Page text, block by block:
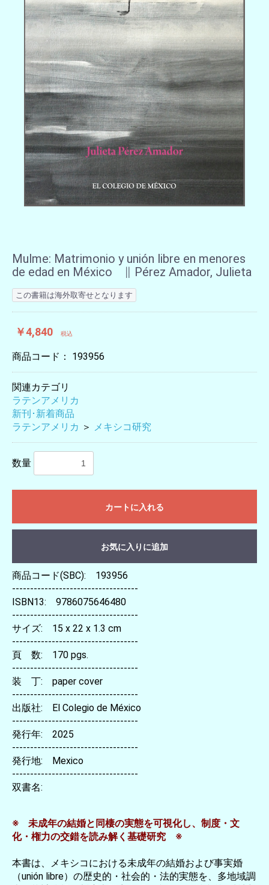
Mulme: Matrimonio y unión libre en menores
de edad en México ∥ Pérez Amador, Julieta
この書籍は海外取寄せとなります
￥4,840 税込
商品コード： 193956
関連カテゴリ
ラテンアメリカ
新刊･新着商品
ラテンアメリカ ＞ メキシコ研究
数量
カートに入れる
お気に入りに追加
商品コード(SBC): 193956
-----------------------------------
ISBN13: 9786075646480
-----------------------------------
サイズ: 15 x 22 x 1.3 cm
-----------------------------------
頁 数: 170 pgs.
-----------------------------------
装 丁: paper cover
-----------------------------------
出版社: El Colegio de México
-----------------------------------
発行年: 2025
-----------------------------------
発行地: Mexico
-----------------------------------
双書名:
※ 未成年の結婚と同棲の実態を可視化し、制度・文
化・権力の交錯を読み解く基礎研究 ※
本書は、メキシコにおける未成年の結婚および事実婚
（unión libre）の歴史的・社会的・法的実態を、多地域調